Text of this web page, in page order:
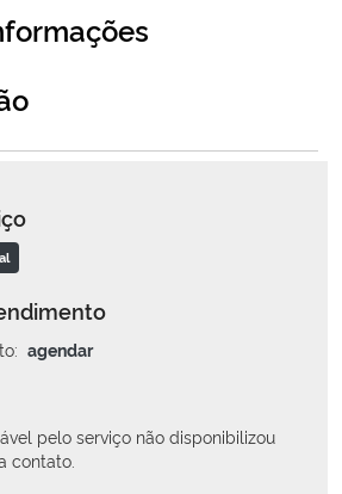
agendar
pelo serviço não disponibilizou
contato.